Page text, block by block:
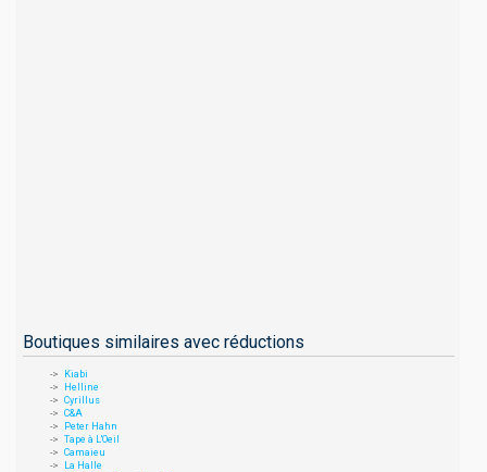
Boutiques similaires avec réductions
Kiabi
Helline
Cyrillus
C&A
Peter Hahn
Tape à L'Oeil
Camaieu
La Halle